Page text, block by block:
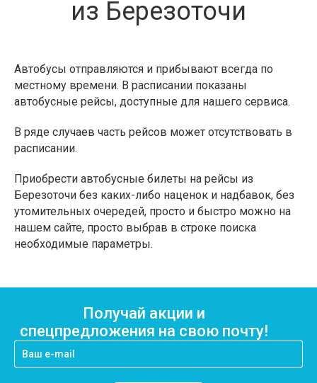
из Березоточи
Автобусы отправляются и прибывают всегда по
местному времени. В расписании показаны
автобусные рейсы, доступные для нашего сервиса.
В ряде случаев часть рейсов может отсутствовать в
расписании.
Приобрести автобусные билеты на рейсы из
Березоточи без каких-либо наценок и надбавок, без
утомительных очередей, просто и быстро можно на
нашем сайте, просто выбрав в строке поиска
необходимые параметры.
Получай акции и
спецпредложения на свою почту!